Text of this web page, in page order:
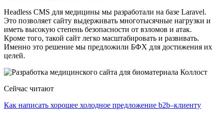
Headless CMS для медицины мы разработали на базе Laravel.
Это позволяет сайту выдерживать многотысячные нагрузки и
иметь высокую степень безопасности от взломов и атак.
Кроме того, такой сайт легко масштабировать и развивать.
Именно это решение мы предложили БФХ для достижения их
целей.
Сейчас читают
Как написать хорошее холодное предложение b2b–клиенту